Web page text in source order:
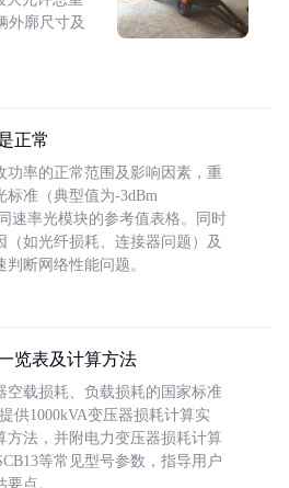
外廓尺寸及
正常
功率的正常范围及影响因素，重
标准（典型值为-3dBm
速率光模块的参考值表格。同时
如光纤损耗、连接器问题）及
断网络性能问题。
览表及计算方法
空载损耗、负载损耗的国家标准
供1000kVA变压器损耗计算实
方法，并附电力变压器损耗计算
等常见型号参数，指导用户
点。